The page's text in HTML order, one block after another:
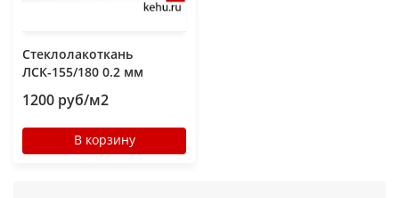
Стеклолакоткань
ЛСК-155/180 0.2 мм
1200 руб/м2
В корзину